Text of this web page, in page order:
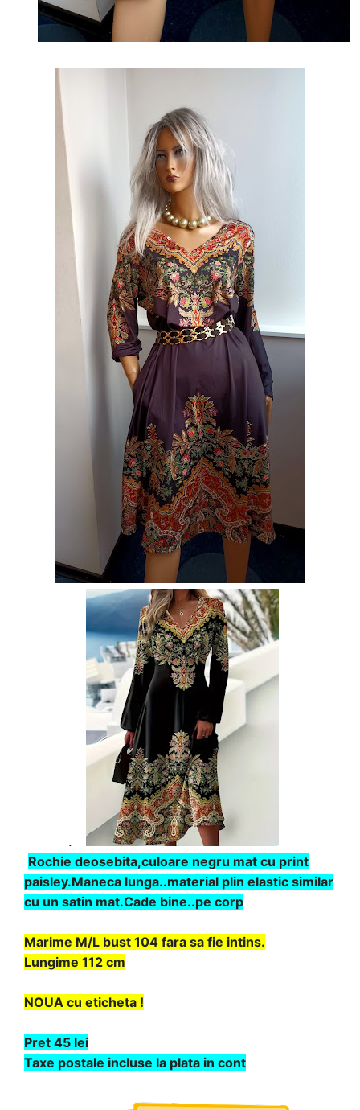
.
Rochie deosebita,culoare negru mat cu print
paisley.Maneca lunga..material plin elastic similar
cu un satin mat.Cade bine..pe corp
Marime M/L bust 104 fara sa fie intins.
Lungime 112 cm
NOUA cu eticheta !
Pret 45 lei
Taxe postale incluse la plata in cont